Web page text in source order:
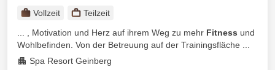
Vollzeit
Teilzeit
... , Motivation und Herz auf ihrem Weg zu mehr Fitness und
Wohlbefinden. Von der Betreuung auf der Trainingsfläche ...
Spa Resort Geinberg